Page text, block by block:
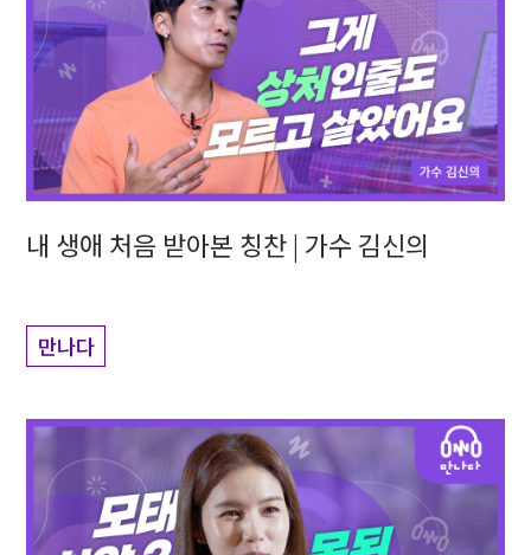
내 생애 처음 받아본 칭찬 | 가수 김신의
만나다